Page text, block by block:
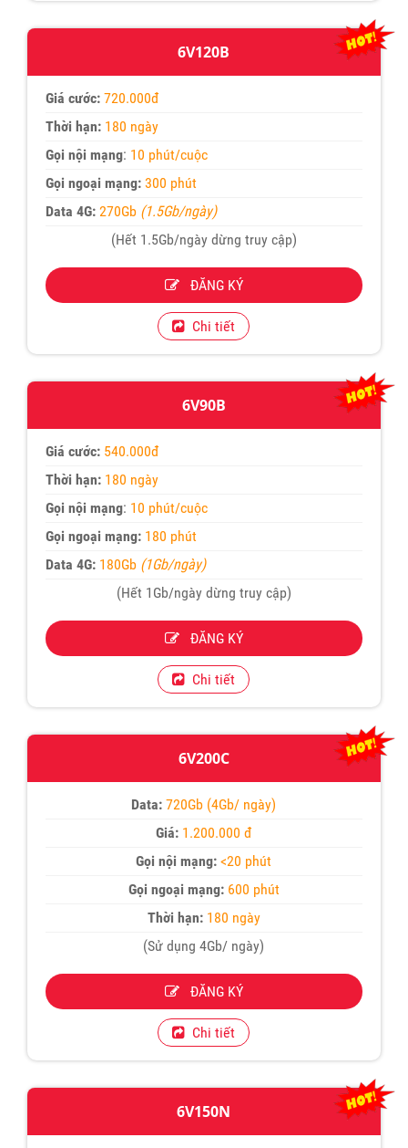
6V120B
Giá cước: 720.000đ
Thời hạn: 180 ngày
Gọi nội mạng: 10 phút/cuộc
Gọi ngoại mạng:300 phút
Data 4G: 270Gb (1.5Gb/ngày)
(Hết 1.5Gb/ngày dừng truy cập)
ĐĂNG KÝ
Chi tiết
6V90B
Giá cước: 540.000đ
Thời hạn: 180 ngày
Gọi nội mạng: 10 phút/cuộc
Gọi ngoại mạng: 180 phút
Data 4G: 180Gb (1Gb/ngày)
(Hết 1Gb/ngày dừng truy cập)
ĐĂNG KÝ
Chi tiết
6V200C
Data: 720Gb (4Gb/ ngày)
Giá: 1.200.000 đ
Gọi nội mạng:<20 phút
Gọi ngoại mạng:600 phút
Thời hạn:180 ngày
(Sử dụng 4Gb/ ngày)
ĐĂNG KÝ
Chi tiết
6V150N